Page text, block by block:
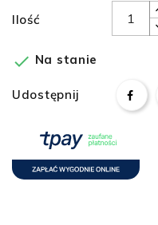
Ilość
 Na stanie
Udostępnij